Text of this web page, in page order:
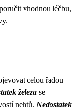
vhodnou léčbu,
celou řadou
železa se
nehtů. Nedostatek